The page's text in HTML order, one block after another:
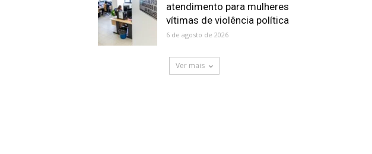
atendimento para mulheres
vítimas de violência política
6 de agosto de 2026
Ver mais